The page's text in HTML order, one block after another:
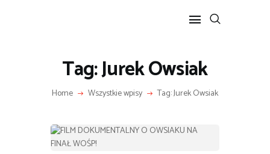
Tag: Jurek Owsiak
Home Wszystkie wpisy Tag: Jurek Owsiak
POPULARNE
BIZNES I FINANSE
LIFESTYLE
MOTORYZACJA